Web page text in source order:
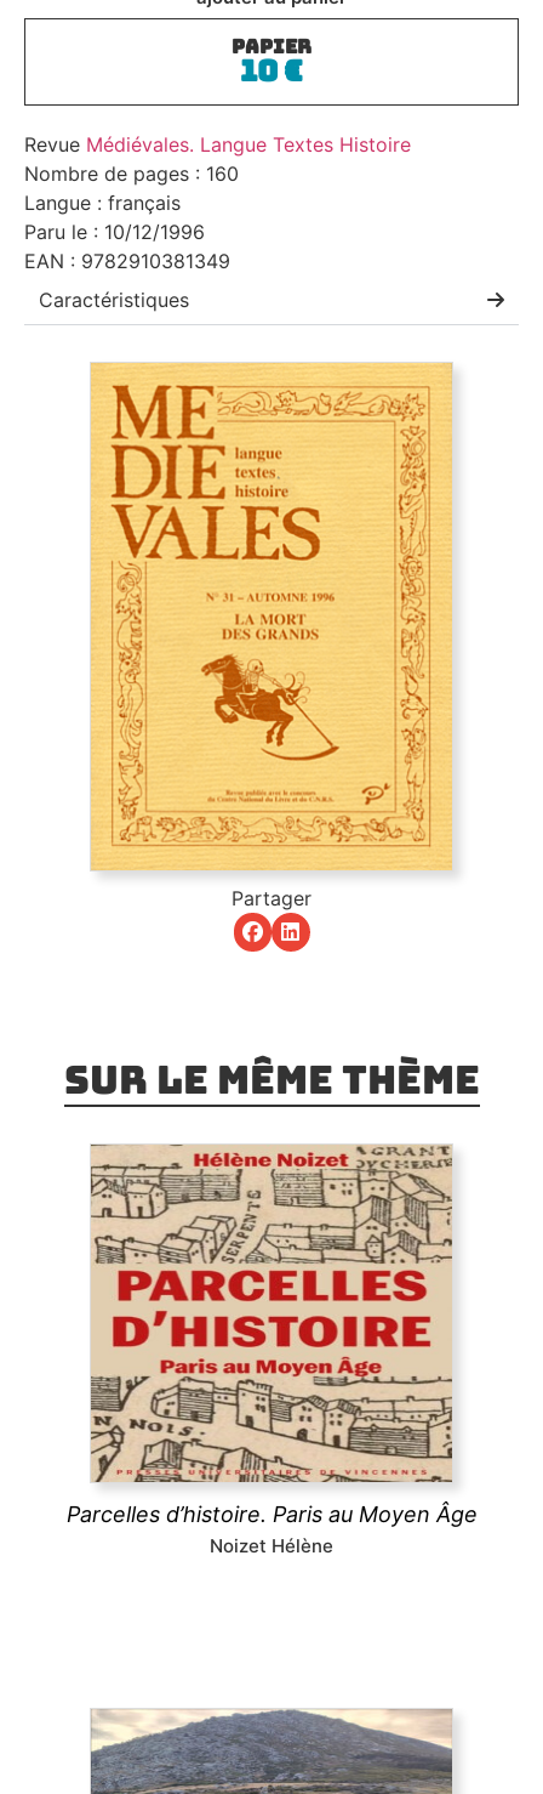
Partager
PAPIER
10€
Revue Médiévales. Langue Textes Histoire
Nombre de pages : 160
Langue : français
Paru le : 10/12/1996
EAN : 9782910381349
Caractéristiques
Sur le même thème
Parcelles d’histoire. Paris au Moyen Âge
Noizet Hélène
Parcelles d’histoire. Paris au Moyen Âge
Comment le Moyen Âge a dessiné la forme de la
ville de Paris ? Les églises, la trame des rues, les
lotissements, la poésie urbaine montrent comment
les pratiques des habitants médiévaux ont
durablement structuré l’espace urbain parisien.
découvrir